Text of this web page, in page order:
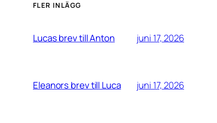
FLER INLÄGG
Lucas brev till Anton juni 17, 2026
Eleanors brev till Luca juni 17, 2026